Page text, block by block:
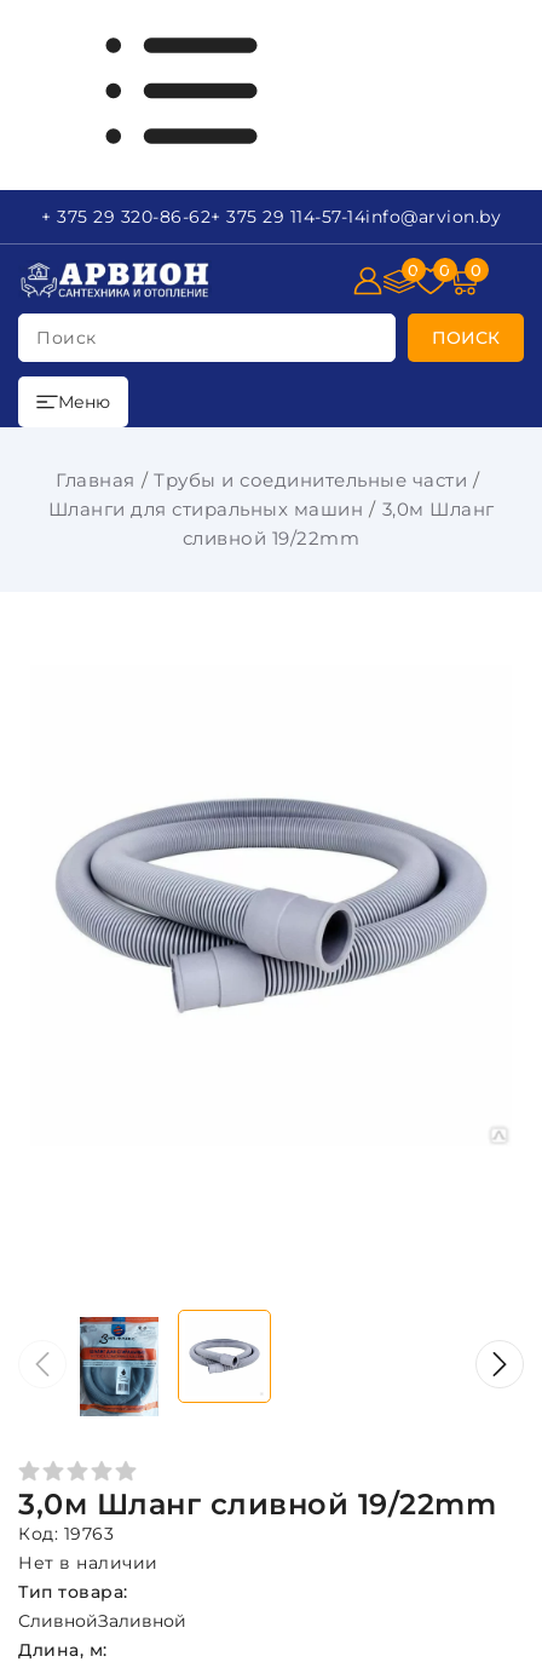
+ 375 29 320-86-62+ 375 29 114-57-14info@arvion.by
Поиск ПОИСК
0 0 0
Меню
Главная
Трубы и соединительные части
Шланги для стиральных машин
3,0м Шланг
сливной 19/22mm
3,0м Шланг сливной 19/22mm
Код: 19763
Нет в наличии
Тип товара:
СливнойЗаливной
Длина, м: